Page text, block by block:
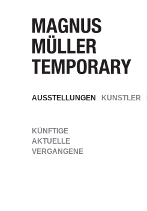
AUSSTELLUNGEN KÜNSTLER
KÜNFTIGE
AKTUELLE
VERGANGENE